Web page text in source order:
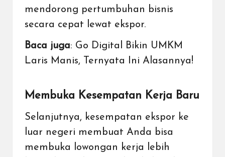
mendorong pertumbuhan bisnis
secara cepat lewat ekspor.
Baca juga: Go Digital Bikin UMKM
Laris Manis, Ternyata Ini Alasannya!
Membuka Kesempatan Kerja Baru
Selanjutnya, kesempatan ekspor ke
luar negeri membuat Anda bisa
membuka lowongan kerja lebih